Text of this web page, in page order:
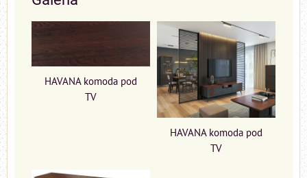
HAVANA komoda pod
TV
HAVANA komoda pod
TV